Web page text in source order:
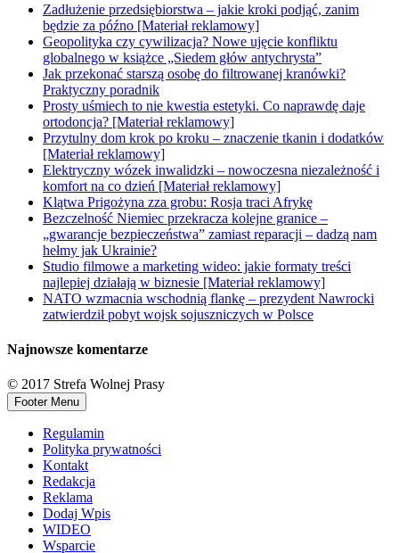
Zadłużenie przedsiębiorstwa – jakie kroki podjąć, zanim
będzie za późno [Materiał reklamowy]
Geopolityka czy cywilizacja? Nowe ujęcie konfliktu
globalnego w książce „Siedem głów antychrysta”
Jak przekonać starszą osobę do filtrowanej kranówki?
Praktyczny poradnik
Prosty uśmiech to nie kwestia estetyki. Co naprawdę daje
ortodoncja? [Materiał reklamowy]
Przytulny dom krok po kroku – znaczenie tkanin i dodatków
[Materiał reklamowy]
Elektryczny wózek inwalidzki – nowoczesna niezależność i
komfort na co dzień [Materiał reklamowy]
Klątwa Prigożyna zza grobu: Rosja traci Afrykę
Bezczelność Niemiec przekracza kolejne granice –
„gwarancje bezpieczeństwa” zamiast reparacji – dadzą nam
hełmy jak Ukrainie?
Studio filmowe a marketing wideo: jakie formaty treści
najlepiej działają w biznesie [Materiał reklamowy]
NATO wzmacnia wschodnią flankę – prezydent Nawrocki
zatwierdził pobyt wojsk sojuszniczych w Polsce
Najnowsze komentarze
© 2017 Strefa Wolnej Prasy
Footer Menu
Regulamin
Polityka prywatności
Kontakt
Redakcja
Reklama
Dodaj Wpis
WIDEO
Wsparcie